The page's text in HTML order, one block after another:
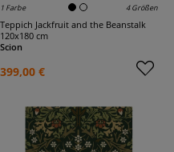
1 Farbe 4 Größen
Teppich Jackfruit and the Beanstalk
120x180 cm
Scion
399,00 €